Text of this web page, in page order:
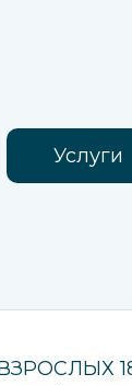
Услуги